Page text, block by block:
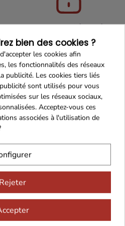
Paiement Sécurisé
Livraison 24h/48h
dès 99€
bien des cookies ?
les cookies afin
les fonctionnalités des réseaux
publicité. Les cookies tiers liés
sont utilisés pour vous
sur les réseaux sociaux,
Acceptez-vous ces
associées à l'utilisation de
Rejeter